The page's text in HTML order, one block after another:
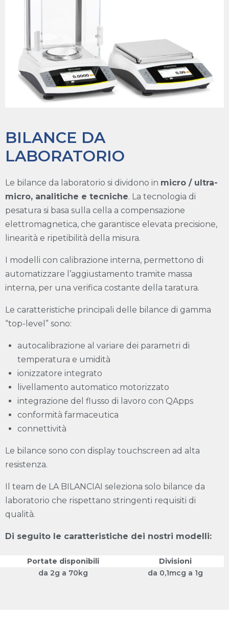
BILANCE DA
LABORATORIO
Le bilance da laboratorio si dividono in micro / ultra-
micro, analitiche e tecniche. La tecnologia di
pesatura si basa sulla cella a compensazione
elettromagnetica, che garantisce elevata precisione,
linearità e ripetibilità della misura.
I modelli con calibrazione interna, permettono di
automatizzare l’aggiustamento tramite massa
interna, per una verifica costante della taratura.
Le caratteristiche principali delle bilance di gamma
“top-level” sono:
autocalibrazione al variare dei parametri di
temperatura e umidità
ionizzatore integrato
livellamento automatico motorizzato
integrazione del flusso di lavoro con QApps
conformità farmaceutica
connettività
Le bilance sono con display touchscreen ad alta
resistenza.
Il team de LA BILANCIAI seleziona solo bilance da
laboratorio che rispettano stringenti requisiti di
qualità.
Di seguito le caratteristiche dei nostri modelli:
Portate disponibili
Divisioni
da 2g a 70kg
da 0,1mcg a 1g